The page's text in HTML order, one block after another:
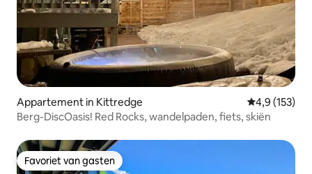
Appartement in Kittredge Gemiddelde
4,9 (153)
Berg-DiscOasis! Red Rocks, wandelpaden, fiets, skiën
Favoriet van gasten
Favoriet van gasten